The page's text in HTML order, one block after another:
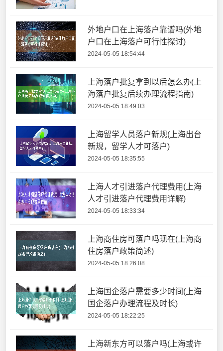
外地户口在上海落户靠谱吗(外地
户口在上海落户可行性探讨)
2024-05-05 18:54:44
上海落户批复拿到以后怎么办(上
海落户批复后续办理流程指南)
2024-05-05 18:49:03
上海留学人员落户新规(上海出台
新规，留学人才可落户)
2024-05-05 18:35:55
上海人才引进落户代理费用(上海
人才引进落户代理费用详解)
2024-05-05 18:33:34
上海商住房可落户吗现在(上海商
住房落户政策简述)
2024-05-05 18:26:08
上海国企落户需要多少时间(上海
国企落户办理流程及时长)
2024-05-05 18:22:25
上海新东方可以落户吗(上海或许